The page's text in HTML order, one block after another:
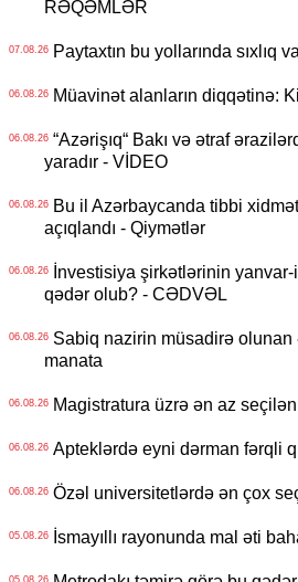
RƏQƏMLƏR
07.08.26Paytaxtın bu yollarında sıxlıq
06.08.26Müavinət alanların diqqətinə:
06.08.26“Azərişıq“ Bakı və ətraf
yaradır - VİDEO
06.08.26Bu il Azərbaycanda tibbi
açıqlandı - Qiymətlər
06.08.26İnvestisiya şirkətlərinin yanvar-
qədər olub? - CƏDVƏL
06.08.26Sabiq nazirin müsadirə olunan
manata
06.08.26Magistratura üzrə ən az
06.08.26Apteklərdə eyni dərman fərqli
06.08.26Özəl universitetlərdə ən çox
05.08.26İsmayıllı rayonunda mal əti
05.08.26